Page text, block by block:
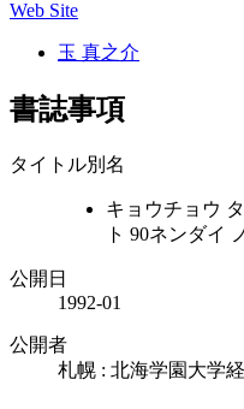
Web Site
玉 真之介
書誌事項
タイトル別名
キョウチョウ
ト 90ネンダイ
公開日
1992-01
公開者
札幌 : 北海学園大学